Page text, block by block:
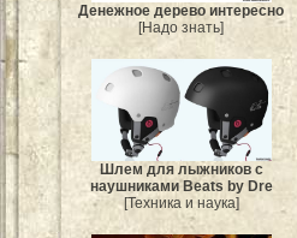
Денежное дерево интересно
[Надо знать]
Шлем для лыжников с
наушниками Beats by Dre
[Техника и наука]